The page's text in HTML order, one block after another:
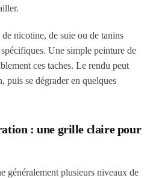
nicotine, de suie ou de tanins
Une simple peinture de
ces taches. Le rendu peut
se dégrader en quelques
: une grille claire pour
généralement plusieurs niveaux de